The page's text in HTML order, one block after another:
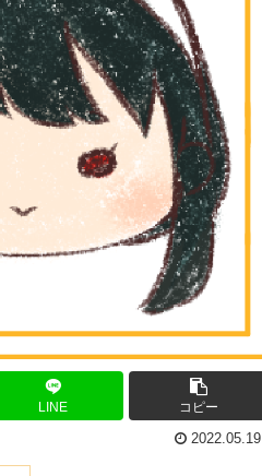
LINE コピー
2022.05.19